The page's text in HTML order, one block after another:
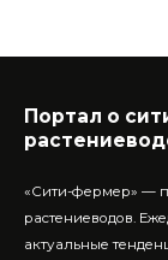
Портал о
«Сити-фермер» —
растениеводов.
актуальные